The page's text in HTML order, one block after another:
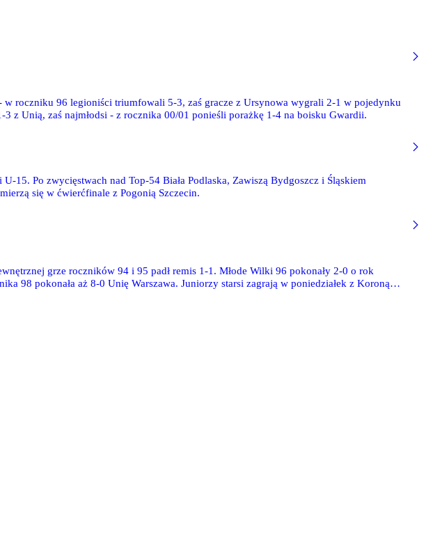
roczniku 96 legioniści triumfowali 5-3, zaś gracze z Ursynowa wygrali 2-1 w pojedynku
z Unią, zaś najmłodsi - z rocznika 00/01 ponieśli porażkę 1-4 na boisku Gwardii.
15. Po zwycięstwach nad Top-54 Biała Podlaska, Zawiszą Bydgoszcz i Śląskiem
się w ćwierćfinale z Pogonią Szczecin.
grze roczników 94 i 95 padł remis 1-1. Młode Wilki 96 pokonały 2-0 o rok
98 pokonała aż 8-0 Unię Warszawa. Juniorzy starsi zagrają w poniedziałek z Koroną